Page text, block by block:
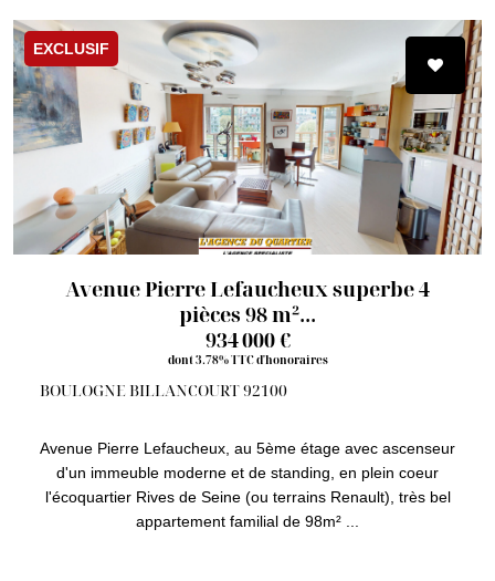
EXCLUSIF
Avenue Pierre Lefaucheux superbe 4
pièces 98 m²...
934 000 €
dont 3.78% TTC d'honoraires
BOULOGNE BILLANCOURT 92100
Avenue Pierre Lefaucheux, au 5ème étage avec ascenseur
d'un immeuble moderne et de standing, en plein coeur
l'écoquartier Rives de Seine (ou terrains Renault), très bel
appartement familial de 98m² ...